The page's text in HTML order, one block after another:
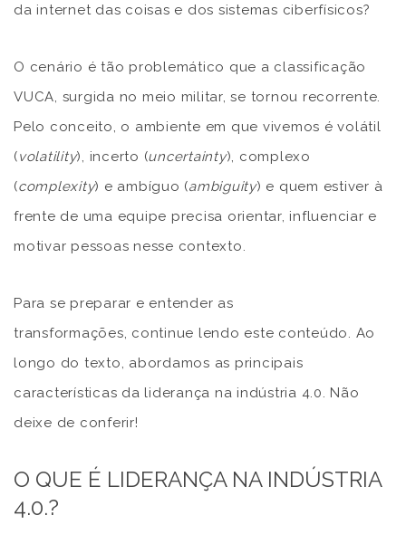
da internet das coisas e dos sistemas ciberfísicos?
O cenário é tão problemático que a classificação
VUCA, surgida no meio militar, se tornou recorrente.
Pelo conceito, o ambiente em que vivemos é volátil
(volatility), incerto (uncertainty), complexo
(complexity) e ambíguo (ambiguity) e quem estiver à
frente de uma equipe precisa orientar, influenciar e
motivar pessoas nesse contexto.
Para se preparar e entender as
transformações, continue lendo este conteúdo. Ao
longo do texto, abordamos as principais
características da liderança na indústria 4.0. Não
deixe de conferir!
O QUE É LIDERANÇA NA INDÚSTRIA
4.0.?